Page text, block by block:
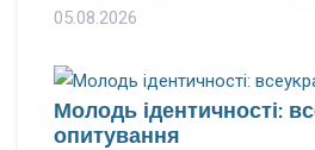
05.08.2026
Молодь ідентичності:
опитування